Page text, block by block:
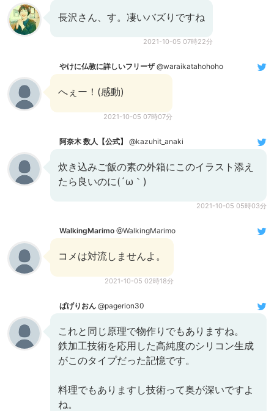
長沢さん、す。凄いバズりですね
2021-10-05 07時22分
やけに仏教に詳しいフリーザ@waraikatahohoho
へぇー！(感動)
2021-10-05 07時07分
阿奈木 数人【公式】 @kazuhit_anaki
炊き込みご飯の素の外箱にこのイラスト添え
たら良いのに(´ω｀)
2021-10-05 05時03分
WalkingMarimo @WalkingMarimo
コメは対流しませんよ。
2021-10-05 02時18分
ぱげりおん @pagerion30
これと同じ原理で物作りでもありますね。
鉄加工技術を応用した高純度のシリコン生成
がこのタイプだった記憶です。
料理でもありますし技術って奥が深いですよ
ね。